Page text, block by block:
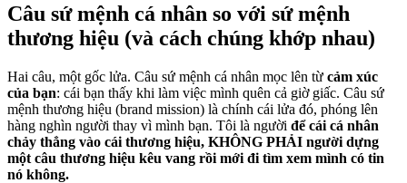
Câu sứ mệnh cá nhân so với sứ mệnh
thương hiệu (và cách chúng khớp nhau)
Hai câu, một gốc lửa. Câu sứ mệnh cá nhân mọc lên từ cảm xúc
của bạn: cái bạn thấy khi làm việc mình quên cả giờ giấc. Câu sứ
mệnh thương hiệu (brand mission) là chính cái lửa đó, phóng lên
hàng nghìn người thay vì mình bạn. Tôi là người để cái cá nhân
chảy thẳng vào cái thương hiệu, KHÔNG PHẢI người dựng
một câu thương hiệu kêu vang rồi mới đi tìm xem mình có tin
nó không.